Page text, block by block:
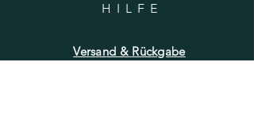
HILF E
Versand & Rückgabe